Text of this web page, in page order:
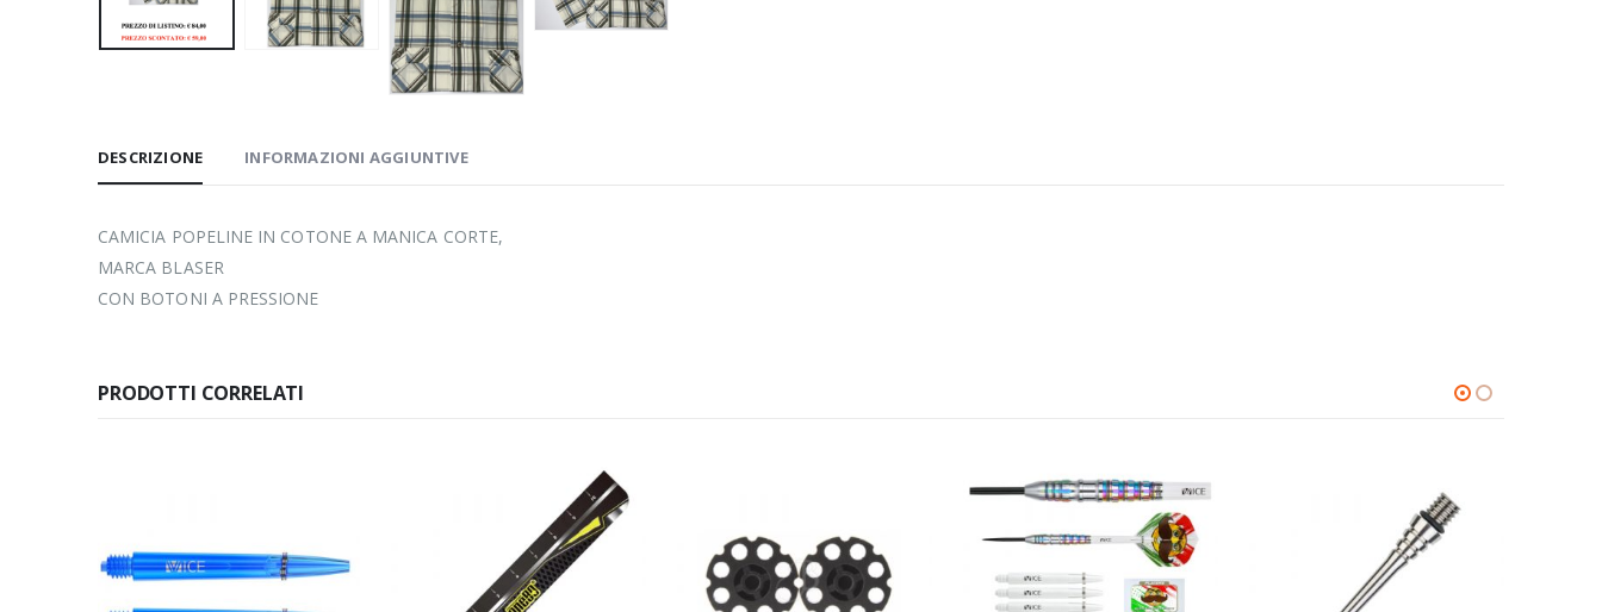
DESCRIZIONE INFORMAZIONI AGGIUNTIVE
CAMICIA POPELINE IN COTONE A MANICA CORTE,
MARCA BLASER
CON BOTONI A PRESSIONE
PRODOTTI CORRELATI